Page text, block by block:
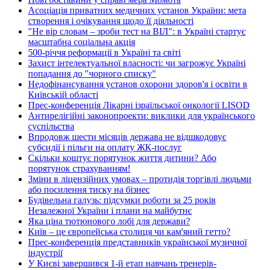
Асоціація приватних медичних установ України: мета
створення і очікування щодо її діяльності
"Не вір словам – зроби тест на ВІЛ": в Україні стартує
масштабна соціальна акція
500-річчя реформації в Україні та світі
Захист інтелектуальної власності: чи загрожує Україні
попадання до "чорного списку"
Недофінансування установ охорони здоров'я і освіти в
Київській області
Прес-конференція Лікарні ізраїльської онкології LISOD
Антирелігійні законопроекти: виклики для українського
суспільства
Впродовж шести місяців держава не відшкодовує
субсидії і пільги на оплату ЖК-послуг
Скільки коштує порятунок життя дитини? Або
порятунок страхуванням!
Зміни в ліцензійних умовах – протидія торгівлі людьми
або посилення тиску на бізнес
Будівельна галузь: підсумки роботи за 25 років
Незалежної України і плани на майбутнє
Яка ціна тютюнового лобі для держави?
Київ – це європейська столиця чи кам'яний гетто?
Прес-конференція представників української музичної
індустрії
У Києві завершився 1-й етап навчань тренерів-